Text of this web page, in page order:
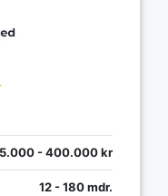
- 400.000 kr
12 - 180 mdr.